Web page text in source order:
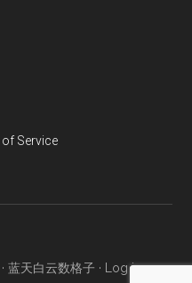
Service
天白云数格子 · Log in